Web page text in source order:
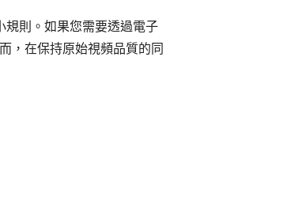
則。如果您需要透過電子
，在保持原始視頻品質的同